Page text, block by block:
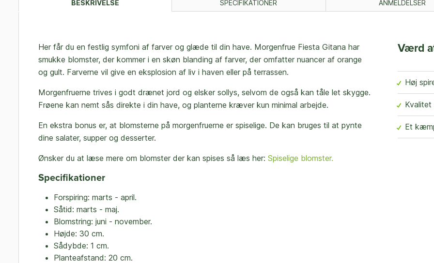
BESKRIVELSE SPECIFIKATIONER ANMELDELSER
Her får du en festlig symfoni af farver og glæde til din have. Morgenfrue Fiesta Gitana har
smukke blomster, der kommer i en skøn blanding af farver, der omfatter nuancer af orange
og gult. Farverne vil give en eksplosion af liv i haven eller på terrassen.
Morgenfruerne trives i godt drænet jord og elsker sollys, selvom de også kan tåle let skygge.
Frøene kan nemt sås direkte i din have, og planterne kræver kun minimal arbejde.
En ekstra bonus er, at blomsterne på morgenfruerne er spiselige. De kan bruges til at pynte
dine salater, supper og desserter.
Ønsker du at læse mere om blomster der kan spises så læs her: Spiselige blomster.
Specifikationer
Forspiring: marts - april.
Såtid: marts - maj.
Blomstring: juni - november.
Højde: 30 cm.
Sådybde: 1 cm.
Planteafstand: 20 cm.
Værd
Høj
Kvalitet
Et